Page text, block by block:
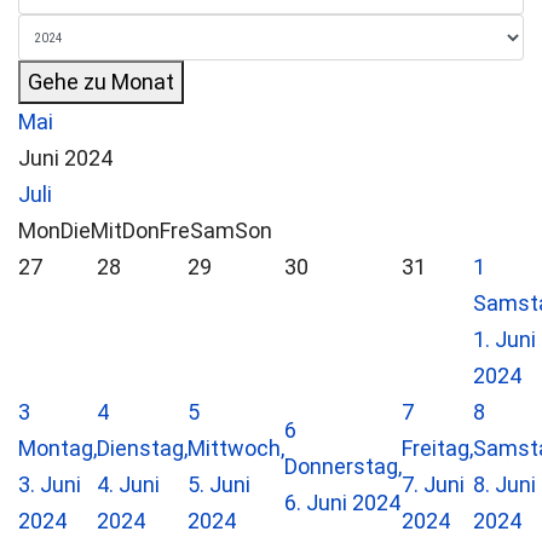
Gehe zu Monat
Mai
Juni 2024
Juli
MonDieMitDonFreSamSon
27
28 29 30 31
1
1. Juni
2024
3
Montag,
3. Juni
2024
4
Dienstag,
4. Juni
2024
5
Mittwoch,
5. Juni
2024
6
Donnerstag,
6. Juni 2024
7
Freitag,
7. Juni
2024
8
8. Juni
2024